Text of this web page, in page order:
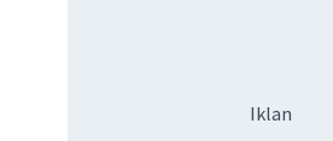
Iklan